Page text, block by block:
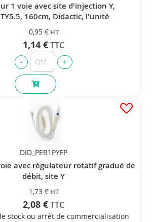
1 voie avec site d'injection Y,
160cm, Didactic, l'unité
0,95 €
1,14 €
DID_PER1PYFP
avec régulateur rotatif gradué de
débit, site Y
1,73 €
2,08 €
stock ou arrêt de commercialisation